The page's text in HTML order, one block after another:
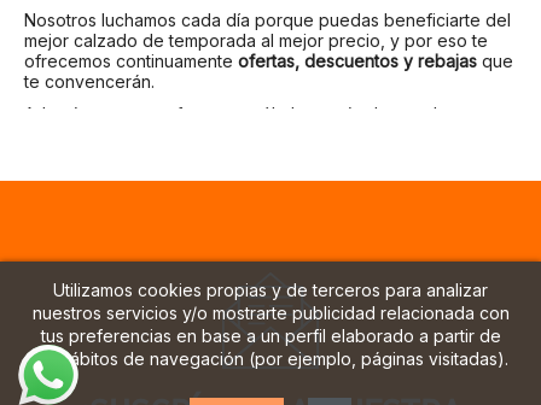
Utilizamos cookies propias y de terceros para analizar
nuestros servicios y/o mostrarte publicidad relacionada con
tus preferencias en base a un perfil elaborado a partir de
tus hábitos de navegación (por ejemplo, páginas visitadas).
Nosotros luchamos cada día porque puedas beneficiarte del
mejor calzado de temporada al mejor precio, y por eso te
ofrecemos continuamente ofertas, descuentos y rebajas que
te convencerán.
Además nuestras ofertas no sólo las verás durante las
temporada.
de practicar ningún deporte.
Atrás quedaron esos tiempos en los que las zapatillas de
mujer eran únicamente para hacer deporte, en colores
blancos y sin ningún diseño que las destacara de ninguna
forma.